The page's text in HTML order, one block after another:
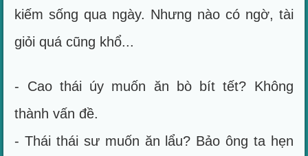
kiếm sống qua ngày. Nhưng nào có ngờ, tài
giỏi quá cũng khổ...
- Cao thái úy muốn ăn bò bít tết? Không
thành vấn đề.
- Thái thái sư muốn ăn lẩu? Bảo ông ta hẹn